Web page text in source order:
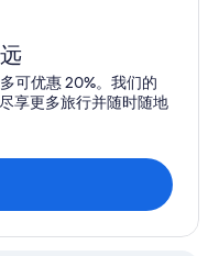
可优惠 20%。我们的
享更多旅行并随时随地